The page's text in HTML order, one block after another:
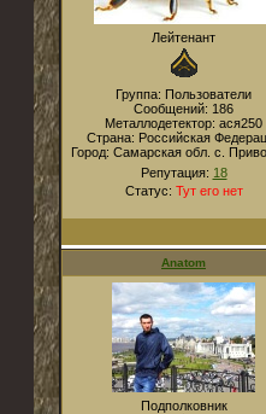
Лейтенант
Группа: Пользователи
Сообщений: 186
Металлодетектор: ася250
Страна: Российская
Город: Самарская обл. с.
Репутация: 18
Статус: Тут его нет
Anatom
Подполковник